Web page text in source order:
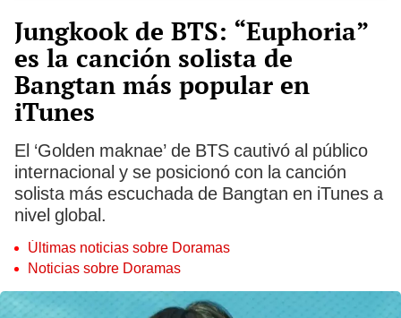
Jungkook de BTS: “Euphoria”
es la canción solista de
Bangtan más popular en
iTunes
El ‘Golden maknae’ de BTS cautivó al público
internacional y se posicionó con la canción
solista más escuchada de Bangtan en iTunes a
nivel global.
Últimas noticias sobre Doramas
Noticias sobre Doramas